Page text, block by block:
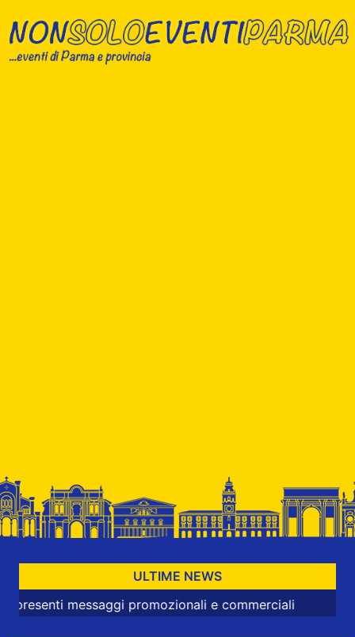
ULTIME NEWS
messaggi promozionali e commerciali